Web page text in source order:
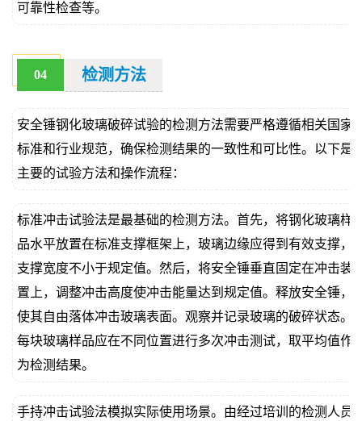
可靠性检查等。
04 检测方法
安全锤钢化玻璃破碎试验的检测方法需要严格遵循相关国家
标准和行业规范，确保检测结果的一致性和可比性。以下是
主要的试验方法和操作流程：
标准冲击试验法是最基础的检测方法。首先，将钢化玻璃样
品水平放置在标准支撑框架上，玻璃边缘应得到有效支撑，
支撑宽度不小于规定值。然后，将安全锤垂直固定在冲击装
置上，调整冲击高度使冲击能量达到规定值。释放安全锤，
使其自由落体冲击玻璃表面。观察并记录玻璃的破碎状态。
每块玻璃样品应在不同位置进行多次冲击测试，取平均值作
为检测结果。
手持冲击试验法模拟实际使用场景。由经过培训的检测人员